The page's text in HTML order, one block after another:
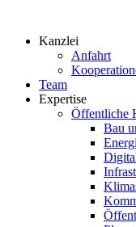
springenKanzlei
Anfahrt
Team
Expertise
Öffentliche
Bau